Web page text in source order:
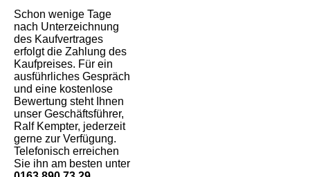
Schon wenige Tage
nach Unterzeichnung
des Kaufvertrages
erfolgt die Zahlung des
Kaufpreises. Für ein
ausführliches Gespräch
und eine kostenlose
Bewertung steht Ihnen
unser Geschäftsführer,
Ralf Kempter, jederzeit
gerne zur Verfügung.
Telefonisch erreichen
Sie ihn am besten unter